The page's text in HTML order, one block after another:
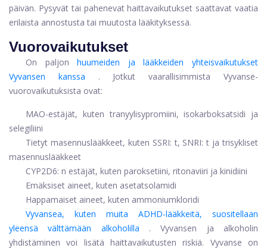
päivän. Pysyvät tai pahenevat haittavaikutukset saattavat vaatia
erilaista annostusta tai muutosta lääkityksessä.
Vuorovaikutukset
On paljon
huumeiden ja lääkkeiden yhteisvaikutukset
Vyvansen kanssa
. Jotkut vaarallisimmista Vyvanse-
vuorovaikutuksista ovat:
MAO-estäjät, kuten tranyylisypromiini, isokarboksatsidi ja
selegiliini
Tietyt masennuslääkkeet, kuten SSRI: t, SNRI: t ja trisykliset
masennuslääkkeet
CYP2D6: n estäjät, kuten paroksetiini, ritonaviiri ja kinidiini
Emäksiset aineet, kuten asetatsolamidi
Happamaiset aineet, kuten ammoniumkloridi
Vyvansea, kuten muita ADHD-lääkkeitä, suositellaan
yleensä välttämään alkoholilla
. Vyvansen ja alkoholin
yhdistäminen voi lisätä haittavaikutusten riskiä. Vyvanse on